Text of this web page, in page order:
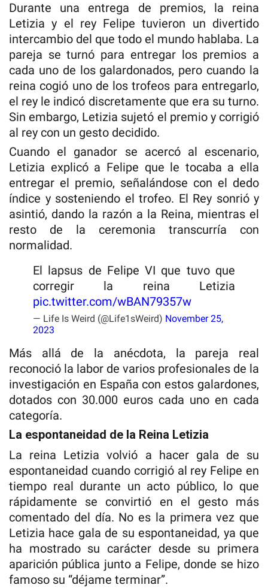
Durante una entrega de premios, la reina
Letizia y el rey Felipe tuvieron un divertido
intercambio del que todo el mundo hablaba. La
pareja se turnó para entregar los premios a
cada uno de los galardonados, pero cuando la
reina cogió uno de los trofeos para entregarlo,
el rey le indicó discretamente que era su turno.
Sin embargo, Letizia sujetó el premio y corrigió
al rey con un gesto decidido.
Cuando el ganador se acercó al escenario,
Letizia explicó a Felipe que le tocaba a ella
entregar el premio, señalándose con el dedo
índice y sosteniendo el trofeo. El Rey sonrió y
asintió, dando la razón a la Reina, mientras el
resto de la ceremonia transcurría con
normalidad.
El lapsus de Felipe VI que tuvo que
corregir la reina Letizia
pic.twitter.com/wBAN79357w
— Life Is Weird (@Life1sWeird) November 25,
2023
Más allá de la anécdota, la pareja real
reconoció la labor de varios profesionales de la
investigación en España con estos galardones,
dotados con 30.000 euros cada uno en cada
categoría.
La espontaneidad de la Reina Letizia
La reina Letizia volvió a hacer gala de su
espontaneidad cuando corrigió al rey Felipe en
tiempo real durante un acto público, lo que
rápidamente se convirtió en el gesto más
comentado del día. No es la primera vez que
Letizia hace gala de su espontaneidad, ya que
ha mostrado su carácter desde su primera
aparición pública junto a Felipe, donde se hizo
famoso su “déjame terminar”.